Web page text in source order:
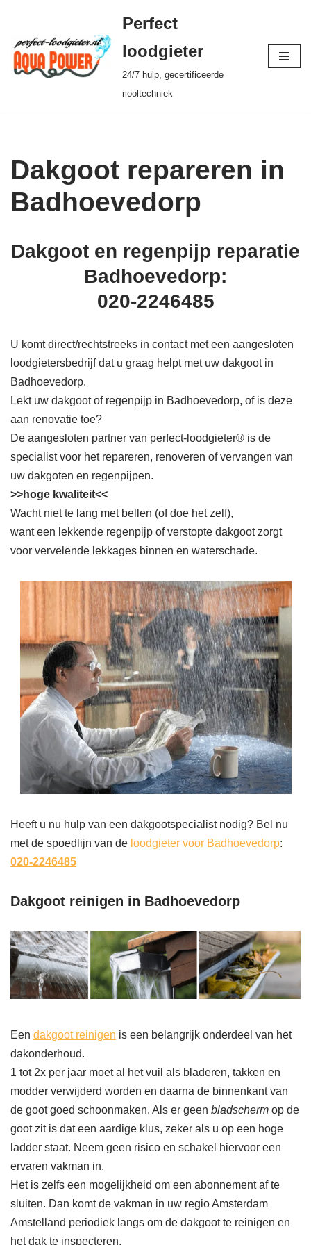
Ga
naar
de
Perfect
loodgieter
24/7 hulp, gecertificeerde
riooltechniek
Dakgoot repareren in
Badhoevedorp
Dakgoot en regenpijp reparatie
Badhoevedorp:
020-2246485
U komt direct/rechtstreeks in contact met een aangesloten
loodgietersbedrijf dat u graag helpt met uw dakgoot in
Badhoevedorp.
Lekt uw dakgoot of regenpijp in Badhoevedorp, of is deze
aan renovatie toe?
De aangesloten partner van perfect-loodgieter® is de
specialist voor het repareren, renoveren of vervangen van
uw dakgoten en regenpijpen.
>>hoge kwaliteit<<
Wacht niet te lang met bellen (of doe het zelf),
want een lekkende regenpijp of verstopte dakgoot zorgt
voor vervelende lekkages binnen en waterschade.
Heeft u nu hulp van een dakgootspecialist nodig? Bel nu
met de spoedlijn van de loodgieter voor Badhoevedorp:
020-2246485
Dakgoot reinigen in Badhoevedorp
Een dakgoot reinigen is een belangrijk onderdeel van het
dakonderhoud.
1 tot 2x per jaar moet al het vuil als bladeren, takken en
modder verwijderd worden en daarna de binnenkant van
de goot goed schoonmaken. Als er geen bladscherm op de
goot zit is dat een aardige klus, zeker als u op een hoge
ladder staat. Neem geen risico en schakel hiervoor een
ervaren vakman in.
Het is zelfs een mogelijkheid om een abonnement af te
sluiten. Dan komt de vakman in uw regio Amsterdam
Amstelland periodiek langs om de dakgoot te reinigen en
het dak te inspecteren.